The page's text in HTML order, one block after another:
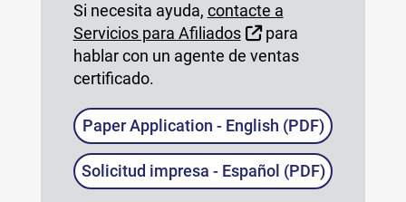
Si necesita ayuda, contacte a
Servicios para Afiliados
Sitio Externo
para
hablar con un agente de ventas
certificado.
Paper Application - English (PDF)
Solicitud impresa - Español (PDF)